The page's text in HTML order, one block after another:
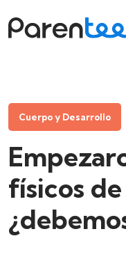
Cuerpo y Desarrollo
físicos